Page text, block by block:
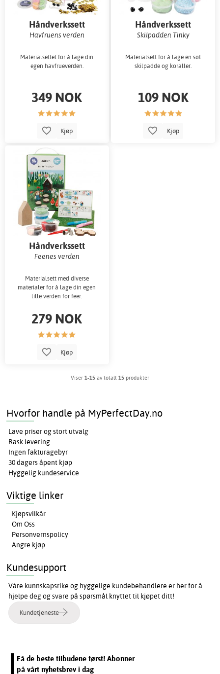
Håndverkssett
Havfruens verden
Materialsettet for å lage din
egen havfrueverden.
349 NOK
Kjøp
Håndverkssett
Skilpadden Tinky
Materialsett for å lage en søt
skilpadde og koraller.
109 NOK
Kjøp
Håndverkssett
Feenes verden
Materialsett med diverse
materialer for å lage din egen
lille verden for feer.
279 NOK
Kjøp
Viser 1-15 av totalt 15 produkter
Hvorfor handle på MyPerfectDay.no
Lave priser og stort utvalg
Rask levering
Ingen fakturagebyr
30 dagers åpent kjøp
Hyggelig kundeservice
Viktige linker
Kjøpsvilkår
Om Oss
Personvernspolicy
Angre kjøp
Kundesupport
Våre kunnskapsrike og hyggelige kundebehandlere er her for å
hjelpe deg og svare på spørsmål knyttet til kjøpet ditt!
Kundetjeneste
Få de beste tilbudene først! Abonner
på vårt nyhetsbrev i dag